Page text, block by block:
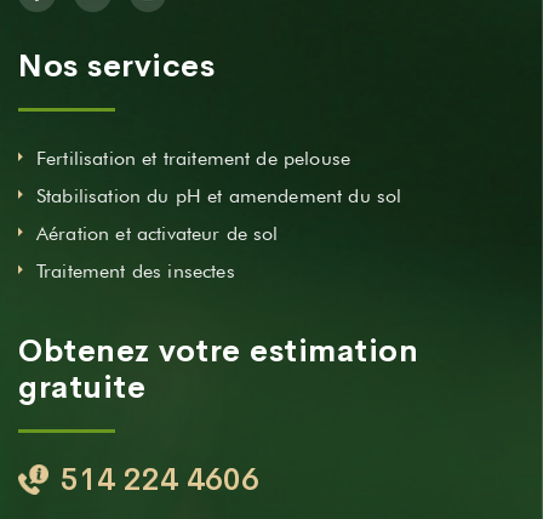
Nos services
Fertilisation et traitement de pelouse
Stabilisation du pH et amendement du sol
Aération et activateur de sol
Traitement des insectes
Obtenez votre estimation
gratuite
514 224 4606